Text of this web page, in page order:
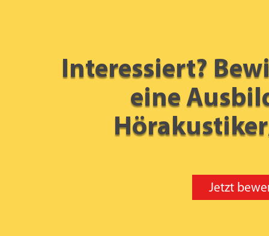
Interessiert?
eine
Jetzt